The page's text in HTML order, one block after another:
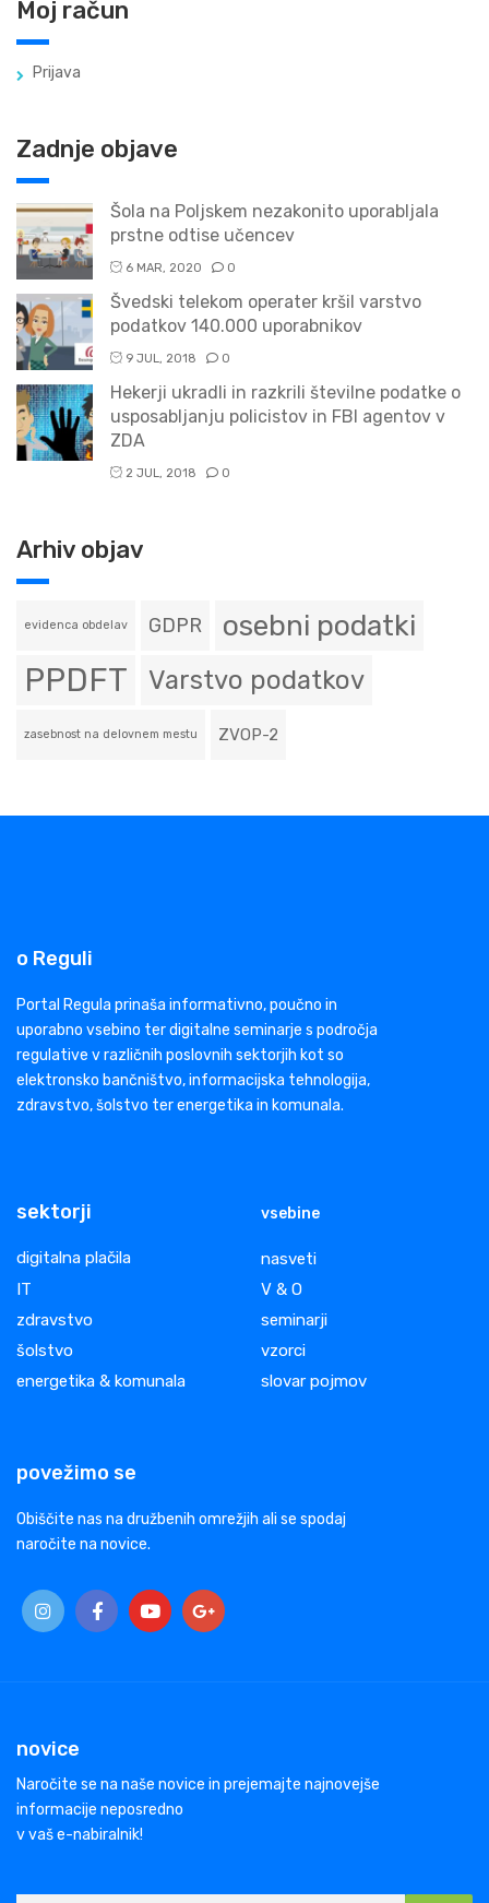
Moj račun
Prijava
Zadnje objave
Šola na Poljskem nezakonito uporabljala
prstne odtise učencev
6 MAR, 2020 0
Švedski telekom operater kršil varstvo
podatkov 140.000 uporabnikov
9 JUL, 2018 0
Hekerji ukradli in razkrili številne podatke o
usposabljanju policistov in FBI agentov v
ZDA
2 JUL, 2018 0
Arhiv objav
evidenca obdelav GDPR osebni podatki
PPDFT Varstvo podatkov
zasebnost na delovnem mestu ZVOP-2
o Reguli
Portal Regula prinaša informativno, poučno in
uporabno vsebino ter digitalne seminarje s področja
regulative v različnih poslovnih sektorjih kot so
elektronsko bančništvo, informacijska tehnologija,
zdravstvo, šolstvo ter energetika in komunala.
sektorji
digitalna plačila
IT
zdravstvo
šolstvo
energetika & komunala
vsebine
nasveti
V & O
seminarji
vzorci
slovar pojmov
povežimo se
Obiščite nas na družbenih omrežjih ali se spodaj
naročite na novice.
novice
Naročite se na naše novice in prejemajte najnovejše
informacije neposredno
v vaš e-nabiralnik!